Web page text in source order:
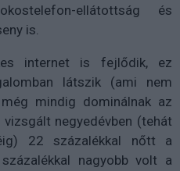
ellátottság és
is.
internet is fejlődik, ez
látszik (ami nem
mindig dominálnak az
negyedévben (tehát
22 százalékkal nőtt a
nagyobb volt a